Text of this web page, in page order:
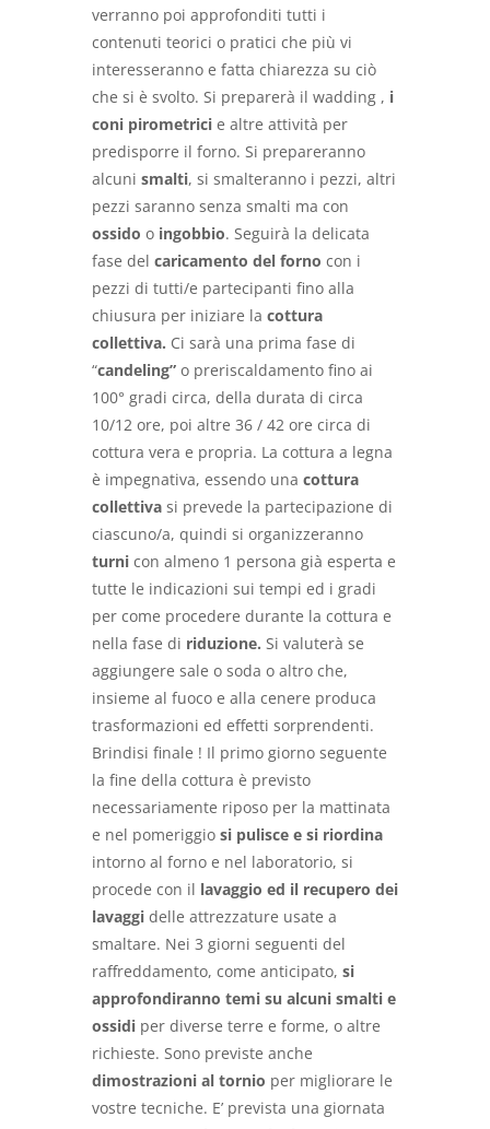
verranno poi approfonditi tutti i
contenuti teorici o pratici che più vi
interesseranno e fatta chiarezza su ciò
che si è svolto. Si preparerà il wadding , i
coni pirometrici e altre attività per
predisporre il forno. Si prepareranno
alcuni smalti, si smalteranno i pezzi, altri
pezzi saranno senza smalti ma con
ossido o ingobbio. Seguirà la delicata
fase del caricamento del forno con i
pezzi di tutti/e partecipanti fino alla
chiusura per iniziare la cottura
collettiva. Ci sarà una prima fase di
“candeling” o preriscaldamento fino ai
100° gradi circa, della durata di circa
10/12 ore, poi altre 36 / 42 ore circa di
cottura vera e propria. La cottura a legna
è impegnativa, essendo una cottura
collettiva si prevede la partecipazione di
ciascuno/a, quindi si organizzeranno
turni con almeno 1 persona già esperta e
tutte le indicazioni sui tempi ed i gradi
per come procedere durante la cottura e
nella fase di riduzione. Si valuterà se
aggiungere sale o soda o altro che,
insieme al fuoco e alla cenere produca
trasformazioni ed effetti sorprendenti.
Brindisi finale ! Il primo giorno seguente
la fine della cottura è previsto
necessariamente riposo per la mattinata
e nel pomeriggio si pulisce e si riordina
intorno al forno e nel laboratorio, si
procede con il lavaggio ed il recupero dei
lavaggi delle attrezzature usate a
smaltare. Nei 3 giorni seguenti del
raffreddamento, come anticipato, si
approfondiranno temi su alcuni smalti e
ossidi per diverse terre e forme, o altre
richieste. Sono previste anche
dimostrazioni al tornio per migliorare le
vostre tecniche. E’ prevista una giornata